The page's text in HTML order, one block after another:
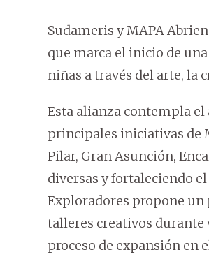
Sudameris y MAPA
que marca el inicio de
niñas a través del arte, la
Esta alianza contempla el
principales iniciativas de
Pilar, Gran Asunción,
diversas y fortaleciendo
Exploradores propone
talleres creativos durante
proceso de expansión en